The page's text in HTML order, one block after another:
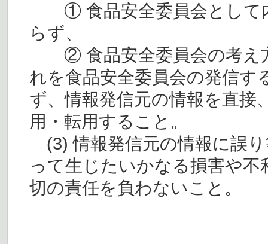
① 食品安全委員会として
らず、
② 食品安全委員会の考え
れを食品安全委員会の発信す
ず、情報発信元の情報を直接
用・転用すること。
(3) 情報発信元の情報に誤
って生じたいかなる損害や
切の責任を負わないこと。